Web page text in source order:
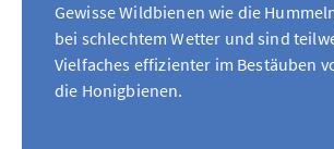
Gewisse Wildbienen wie die
bei schlechtem Wetter und sind
Vielfaches effizienter im Bestäuben
die Honigbienen.